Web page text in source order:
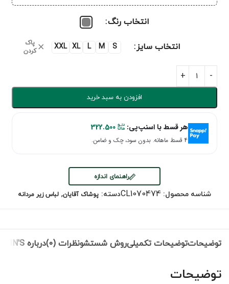
انتخاب رنگ
انتخاب سایز S
M
L
XL
XXL
پاک
کردن
افزودن به سبد خرید
هر قسط با اسنپ‌پی: 322.500
۴ قسط ماهانه. بدون سود، چک و ضامن.
راهنمای اندازه
شناسه محصول: CL1070474دسته: پوشاک آقایان, لباس زیر مردانه
توضیحاتتوضیحات تکمیلیروش شستشونظرات (0) درباره COLIN'S
توضیحات